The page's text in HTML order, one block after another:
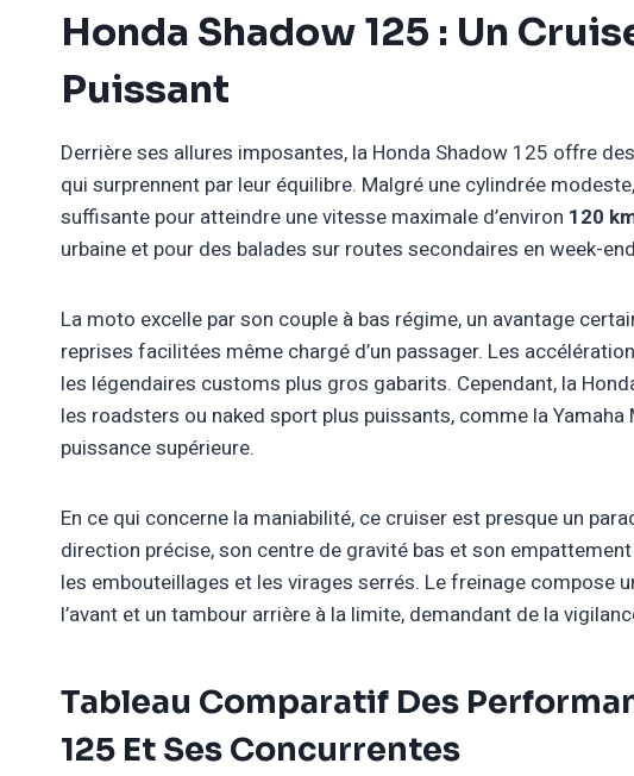
Honda Shadow 125 : Un
Puissant
Derrière ses allures imposantes, la Honda Shadow 125 offre
qui surprennent par leur équilibre. Malgré une cylindrée
suffisante pour atteindre une vitesse maximale d’environ 120
urbaine et pour des balades sur routes secondaires en week-
La moto excelle par son couple à bas régime, un avantage
reprises facilitées même chargé d’un passager. Les
les légendaires customs plus gros gabarits. Cependant, la
les roadsters ou naked sport plus puissants, comme la
puissance supérieure.
En ce qui concerne la maniabilité, ce cruiser est presque un
direction précise, son centre de gravité bas et son
les embouteillages et les virages serrés. Le freinage compose
l’avant et un tambour arrière à la limite, demandant de la
Tableau Comparatif Des
125 Et Ses Concurrentes